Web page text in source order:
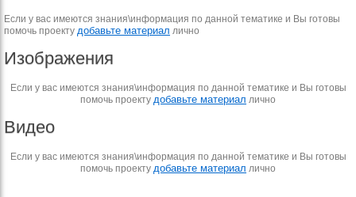
Если у вас имеются знания\информация по данной тематике и Вы готовы
помочь проекту добавьте материал лично
Изображения
Если у вас имеются знания\информация по данной тематике и Вы готовы
помочь проекту добавьте материал лично
Видео
Если у вас имеются знания\информация по данной тематике и Вы готовы
помочь проекту добавьте материал лично